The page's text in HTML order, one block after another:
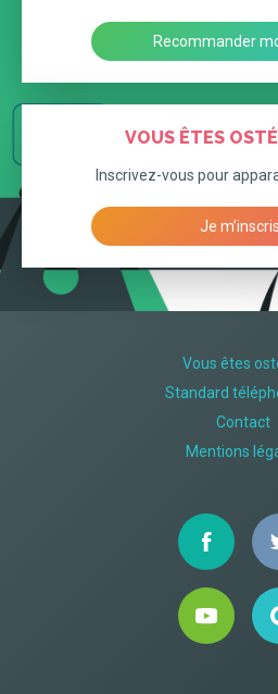
Recommander
VOUS ÊTES
Inscrivez-vous pour
Je
Vous êtes
Standard
Contact
Mentions